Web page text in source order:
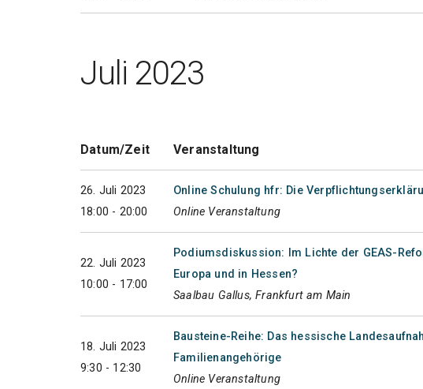
Juli 2023
Datum/Zeit Veranstaltung
26. Juli 2023
18:00 - 20:00
Online Schulung hfr: Die
Online Veranstaltung
22. Juli 2023
10:00 - 17:00
Podiumsdiskussion: Im Lichte der GEAS-
Europa und in Hessen?
Saalbau Gallus, Frankfurt am Main
18. Juli 2023
9:30 - 12:30
Bausteine-Reihe: Das hessische
Familienangehörige
Online Veranstaltung